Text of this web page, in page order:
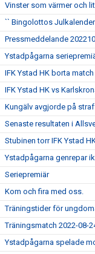
Vinster som värmer och
`` Bingolottos
Pressmeddelande
Ystadpågarna
IFK Ystad HK borta
IFK Ystad HK vs
Kungälv avgjorde på
Senaste resultaten i
Stubinen torr IFK Ystad
Ystadpågarna genrepar
Seriepremiär
Kom och fira med oss.
Träningstider för
Träningsmatch 2022-08-
Ystadpågarna spelade